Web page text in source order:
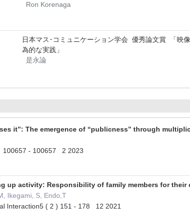
Ron Korenaga
日本マス･コミュニケーション学会 優秀論文賞 「映
為的な実践」
是永論
it”: The emergence of “publicness” through
100657 - 100657 2 2023
up activity: Responsibility of family members for
Ikegami, S, Endo,T
Interaction5 ( 2 ) 151 - 178 12 2021